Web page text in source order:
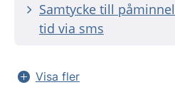
Samtycke till
tid via sms
Visa fler